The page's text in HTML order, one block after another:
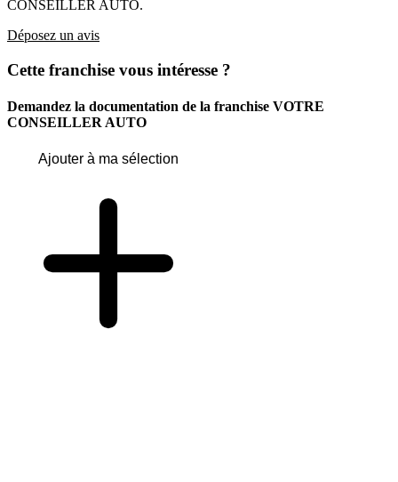
CONSEILLER AUTO.
Déposez un avis
Cette franchise vous intéresse ?
Demandez la documentation de la franchise VOTRE
CONSEILLER AUTO
Ajouter à ma sélection